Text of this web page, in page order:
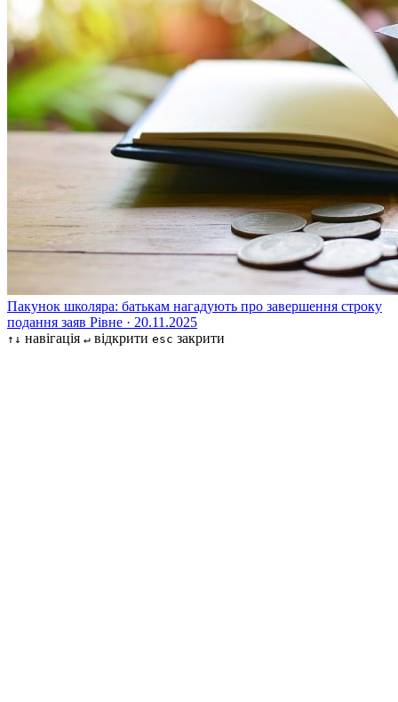
Пакунок школяра: батькам нагадують про завершення строку
подання заяв Рівне · 20.11.2025
↑↓ навігація ↵ відкрити esc закрити